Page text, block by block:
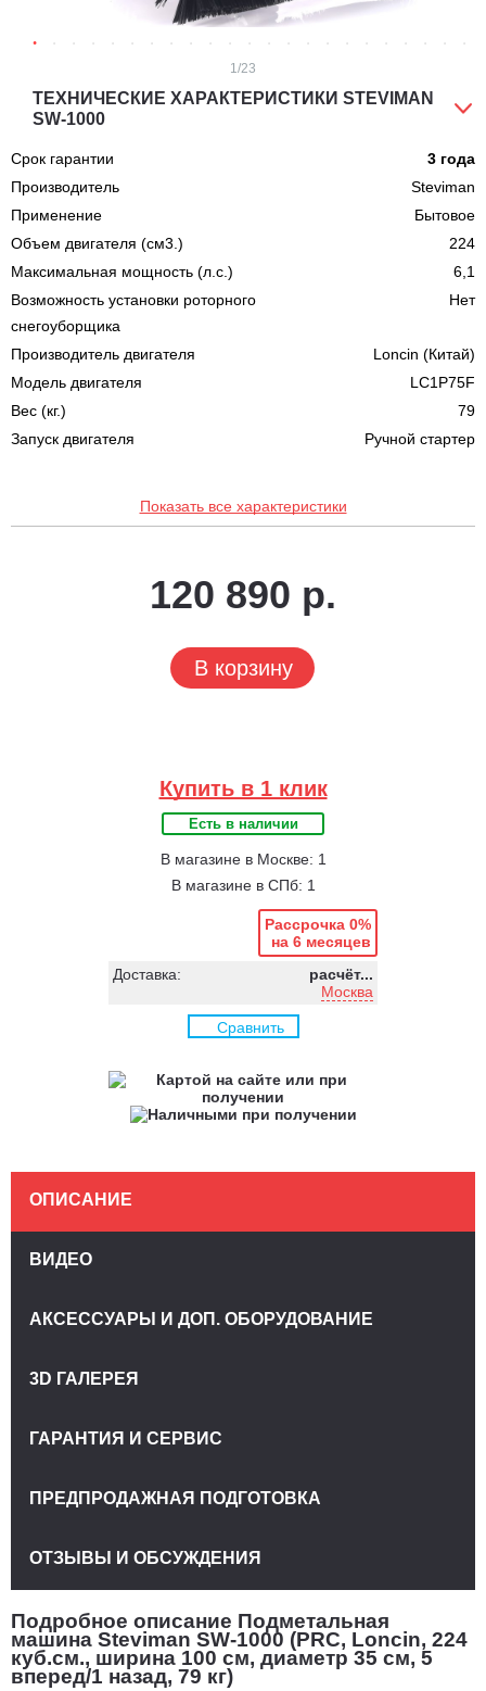
1 /23
ТЕХНИЧЕСКИЕ ХАРАКТЕРИСТИКИ STEVIMAN
SW-1000
Срок гарантии
3 года
Производитель
Steviman
Применение
Бытовое
Объем двигателя (см3.)
224
Максимальная мощность (л.с.)
6,1
Возможность установки роторного
снегоуборщика
Нет
Производитель двигателя
Loncin (Китай)
Модель двигателя
LC1P75F
Вес (кг.)
79
Запуск двигателя
Ручной стартер
Показать все характеристики
120 890 р.
В корзину
Купить в 1 клик
Есть в наличии
В магазине в Москве: 1
В магазине в СПб: 1
Рассрочка 0%
на 6 месяцев
Доставка:
расчёт...
Москва
Сравнить
Подробное описание Подметальная
машина Steviman SW-1000 (PRC, Loncin, 224
куб.см., ширина 100 см, диаметр 35 см, 5
вперед/1 назад, 79 кг)
ОПИСАНИЕ
ВИДЕО
АКСЕССУАРЫ И ДОП. ОБОРУДОВАНИЕ
3D ГАЛЕРЕЯ
ГАРАНТИЯ И СЕРВИС
ПРЕДПРОДАЖНАЯ ПОДГОТОВКА
ОТЗЫВЫ И ОБСУЖДЕНИЯ